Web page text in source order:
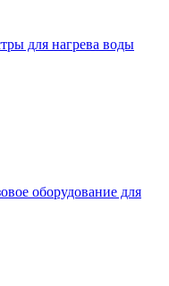
для нагрева воды
оборудование для